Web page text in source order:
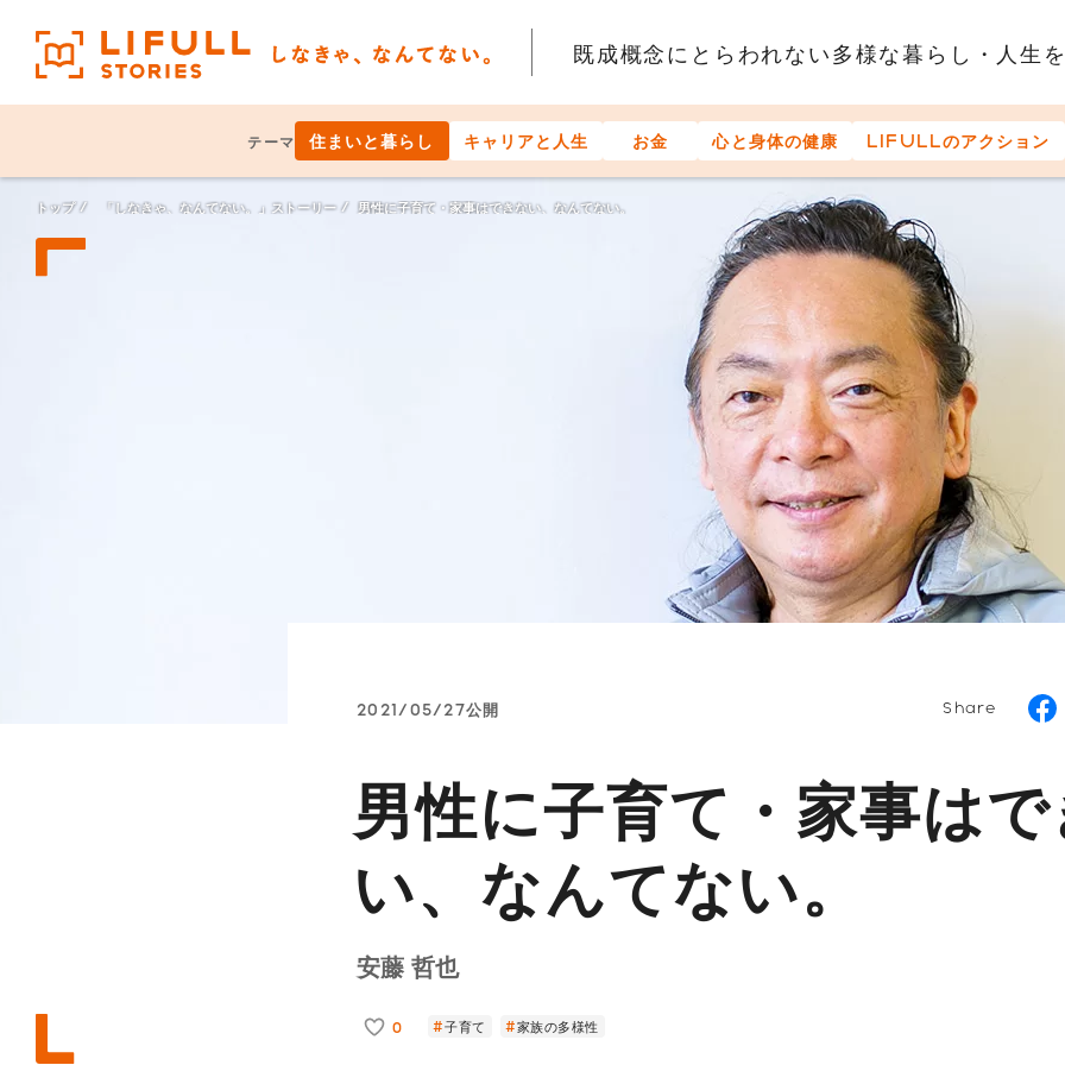
既成概念にとらわれない多様な暮らし・人生
テーマ 住まいと暮らし キャリアと人生 お金 心と身体の健康 LIFULLのアクション
トップ 「しなきゃ、なんてない。」ストーリー 男性に子育て・家事はできない、なんてない。
2021/05/27公開 Share
男性に子育て・家事は
い、なんてない。
安藤 哲也
0 子育て 家族の多様性